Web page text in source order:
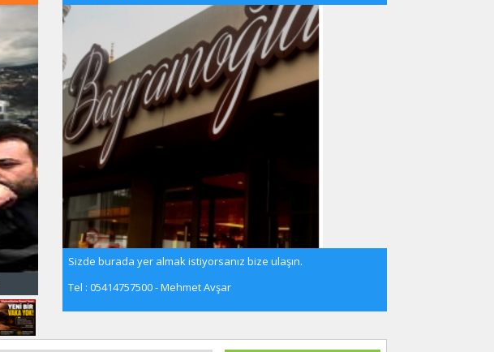
Sizde burada yer almak istiyorsanız bize ulaşın.
Tel : 05414757500 - Mehmet Avşar